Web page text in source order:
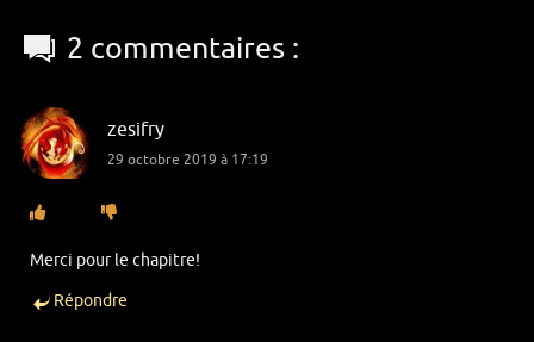
2 commentaires :
zesifry
29 octobre 2019 à 17:19
Merci pour le chapitre!
Répondre